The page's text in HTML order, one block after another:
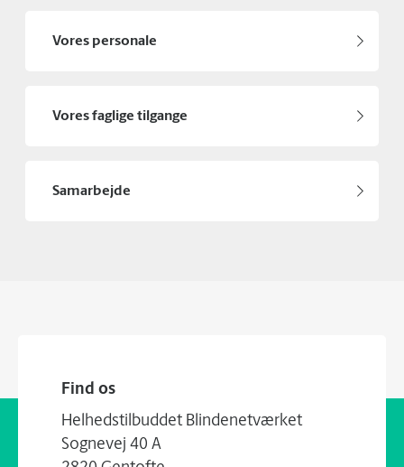
Vores personale
Vores faglige tilgange
Samarbejde
Find os
Helhedstilbuddet Blindenetværket
Sognevej 40 A